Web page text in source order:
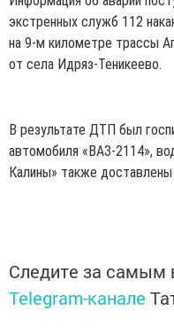
экстренных служб 112
на 9-м километре трассы
от села Идряз-Теникеево.
В результате ДТП был
автомобиля «ВАЗ-2114»,
Калины» также
Следите за
Telegram-канале